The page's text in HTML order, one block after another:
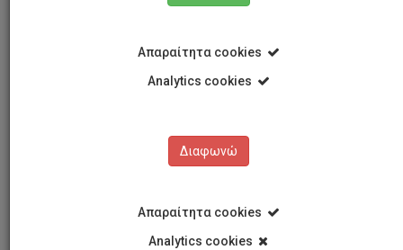
Διοικητικές Υπηρεσίες
Προσωπικό Υπηρεσίας
Φίλιππος Φιλίππου
Απαραίτητα cookies
Analytics cookies
Διαφωνώ
Απαραίτητα cookies
Analytics cookies